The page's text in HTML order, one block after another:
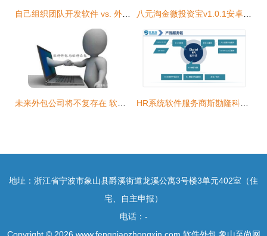
自己组织团队开发软件 vs. 外包给软件公司 如何选择？ 八元淘金微投资宝v1.0.1安卓版 腾牛安卓网上的软件外包案例
未来外包公司将不复存在 软件外包的转型与重生 HR系统软件服务商斯勘隆科技(Scanlon)在沪签约软件外包项目
地址：浙江省宁波市象山县爵溪街道龙溪公寓3号楼3单元402室（住
宅、自主申报）
电话：-